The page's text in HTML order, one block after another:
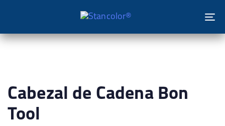
Cabezal de Cadena Bon
Tool